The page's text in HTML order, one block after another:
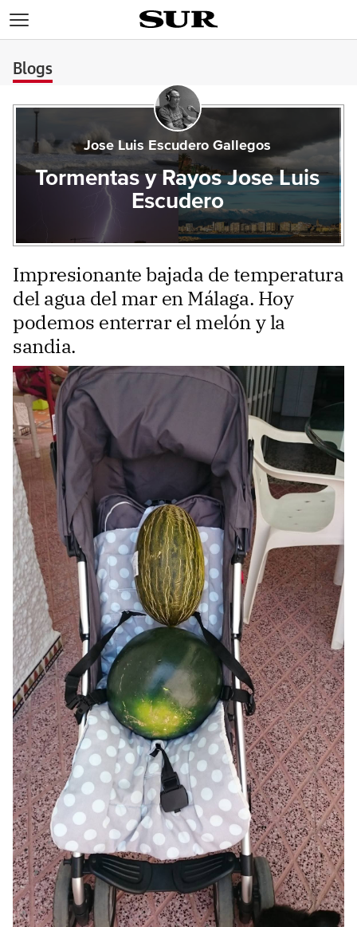
Blogs
Jose Luis Escudero Gallegos
Tormentas y Rayos Jose Luis
Escudero
Impresionante bajada de temperatura
del agua del mar en Málaga. Hoy
podemos enterrar el melón y la
sandia.